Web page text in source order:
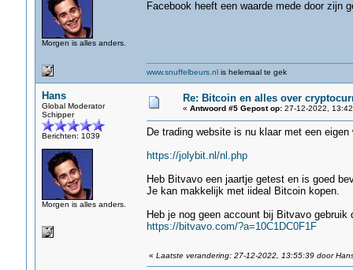
Morgen is alles anders.
Facebook heeft een waarde mede door zijn
www.snuffelbeurs.nlis helemaal te gek
Hans
Global Moderator
Schipper
Berichten: 1039
Morgen is alles anders.
Re: Bitcoin en alles over
« Antwoord #5 Gepost op:27-12-2022,
De trading website is nu klaar met een
https://jolybit.nl/nl.php
Heb Bitvavo een jaartje getest en is goed
Je kan makkelijk met iideal Bitcoin kopen.
Heb je nog geen account bij Bitvavo
https://bitvavo.com/?a=10C1DC0F1F
« Laatste verandering: 27-12-2022, 13:55:39 door